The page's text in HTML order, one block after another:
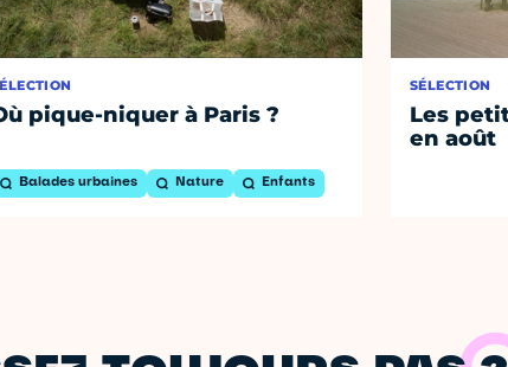
pique-niquer à Paris ?
Balades urbaines Nature Enfants
SÉLECTION
Les
en août